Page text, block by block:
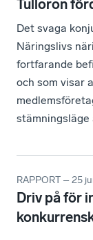
Tulloron
Det svaga
Näringslivs
fortfarande
och som visar
RAPPORT – 25
Driv på för